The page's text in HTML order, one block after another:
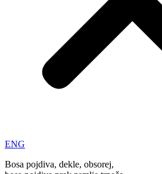
ENG
Bosa pojdiva, dekle, obsorej,